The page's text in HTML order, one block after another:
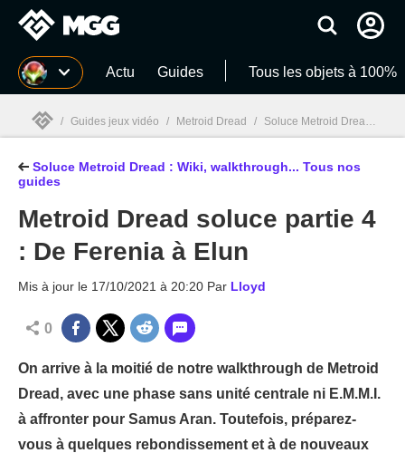
MGG Actu Guides Tous les objets à 100%
MGG
/ Guides jeux vidéo / Metroid Dread / Soluce Metroid Dread : Wiki, walkthrough... Tous nos guides
Soluce Metroid Dread : Wiki, walkthrough... Tous nos
guides
Metroid Dread soluce partie 4
: De Ferenia à Elun
Mis à jour le 17/10/2021 à 20:20 Par Lloyd
0
On arrive à la moitié de notre walkthrough de Metroid
Dread, avec une phase sans unité centrale ni E.M.M.I.
à affronter pour Samus Aran. Toutefois, préparez-
vous à quelques rebondissement et à de nouveaux